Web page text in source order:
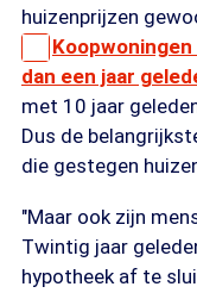
huizenprijzen
dan een jaar
met 10 jaar
Dus de
die gestegen
"Maar ook zijn
Twintig jaar
hypotheek af te